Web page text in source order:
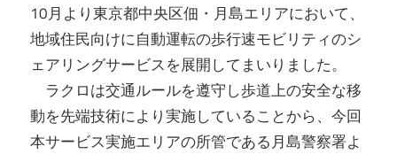
10月より東京都中央区佃・月島エリアにおいて、
地域住民向けに自動運転の歩行速モビリティのシ
ェアリングサービスを展開してまいりました。
ラクロは交通ルールを遵守し歩道上の安全な移
動を先端技術により実施していることから、今回
本サービス実施エリアの所管である月島警察署よ